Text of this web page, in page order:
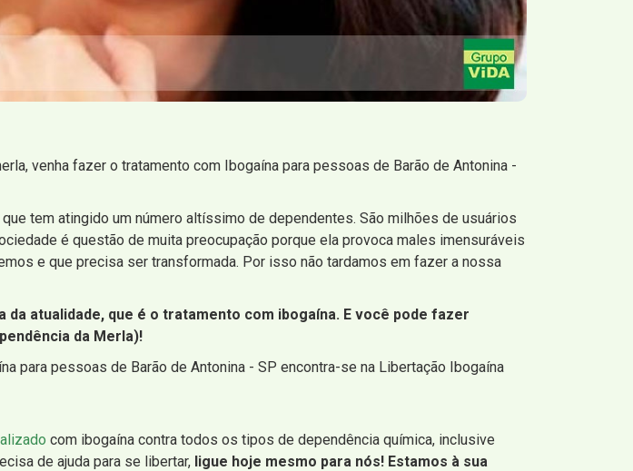
venha fazer o tratamento com Ibogaína para pessoas de Barão de Antonina -
tem atingido um número altíssimo de dependentes. São milhões de usuários
é questão de muita preocupação porque ela provoca males imensuráveis
e que precisa ser transformada. Por isso não tardamos em fazer a nossa
atualidade, que é o tratamento com ibogaína. E você pode fazer
da Merla)!
para pessoas de Barão de Antonina - SP encontra-se na Libertação Ibogaína
com ibogaína contra todos os tipos de dependência química, inclusive
de ajuda para se libertar, ligue hoje mesmo para nós! Estamos à sua